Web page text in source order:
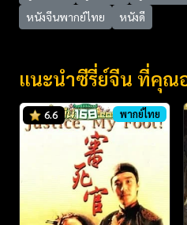
หนังจีนพากย์ไทย
หนังดี
แนะนำซีรี่ย์จีน ที่คุณ
6.6 พากย์ไทย